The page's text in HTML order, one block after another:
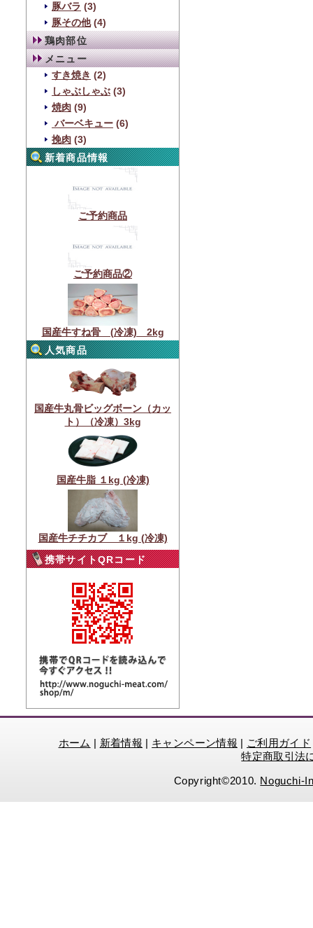
豚バラ (3)
豚その他(4)
鶏肉部位
メニュー
すき焼き (2)
しゃぶしゃぶ (3)
焼肉 (9)
バーベキュー (6)
挽肉 (3)
新着商品情報
ご予約商品
ご予約商品②
国産牛すね骨 (冷凍) 2kg
人気商品
国産牛丸骨ビッグボーン（カッ
ト）（冷凍）3kg
国産牛脂 １kg (冷凍)
国産牛チチカブ １kg (冷凍)
携帯サイトQRコード
ホーム 新着情報 キャンペーン情報 ご利用ガイド
特定商取引法
Copyright©2010. Noguchi-